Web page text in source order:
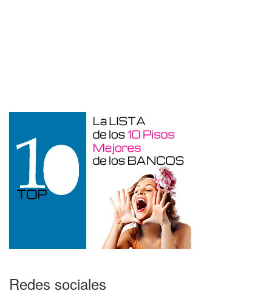
Redes sociales